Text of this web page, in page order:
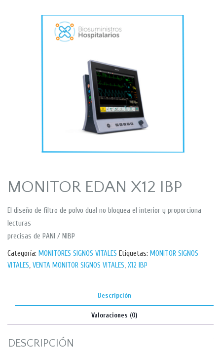
MONITOR EDAN X12 IBP
El diseño de filtro de polvo dual no bloquea el interior y proporciona
lecturas
precisas de PANI / NIBP
Categoría: MONITORES SIGNOS VITALES Etiquetas: MONITOR SIGNOS
VITALES, VENTA MONITOR SIGNOS VITALES, X12 IBP
Descripción
Valoraciones (0)
DESCRIPCIÓN